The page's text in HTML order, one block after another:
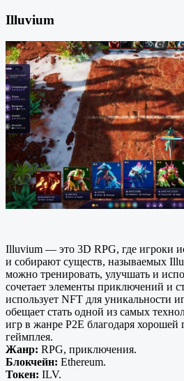
Illuvium
Illuvium — это 3D RPG, где игроки
и собирают существ, называемых
можно тренировать, улучшать и
сочетает элементы приключений и
использует NFT для уникальности
обещает стать одной из самых
игр в жанре P2E благодаря хорошей
геймплея.
Жанр: RPG, приключения.
Блокчейн: Ethereum.
Токен: ILV.